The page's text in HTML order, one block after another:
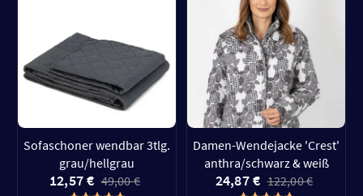
Sofaschoner wendbar 3tlg.
grau/hellgrau
12,57 € 49,00 €
Damen-Wendejacke 'Crest'
anthra/schwarz & weiß
24,87 € 122,00 €